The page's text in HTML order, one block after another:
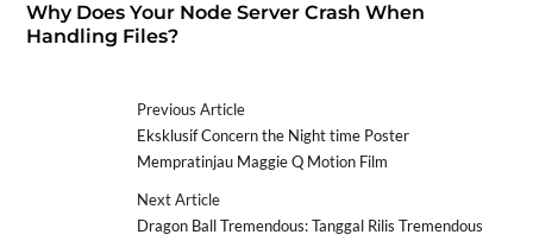
Why Does Your Node Server Crash When
Handling Files?
Previous Article
Eksklusif Concern the Night time Poster
Mempratinjau Maggie Q Motion Film
Next Article
Dragon Ball Tremendous: Tanggal Rilis Tremendous